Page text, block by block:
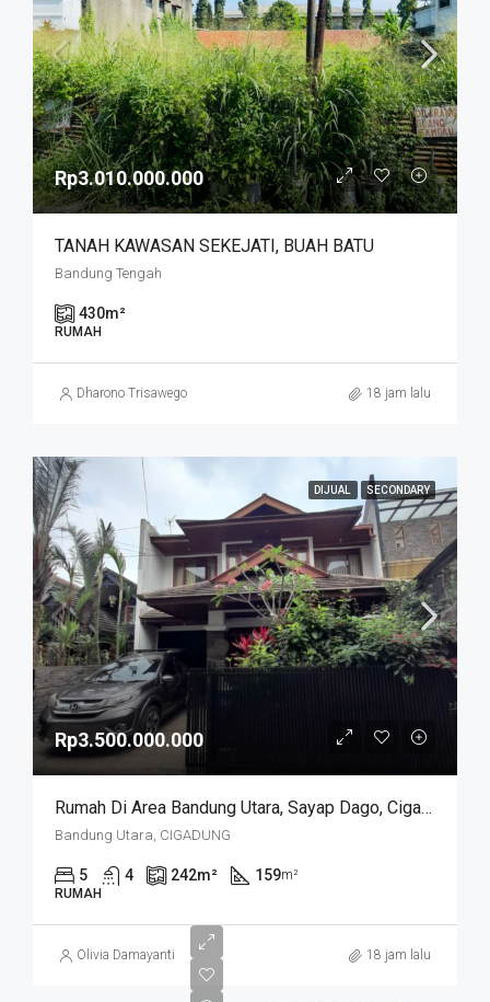
Rp3.010.000.000
TANAH KAWASAN SEKEJATI, BUAH BATU
Bandung Tengah
430m²
RUMAH
Dharono Trisawego 18 jam lalu
DIJUAL SECONDARY
Rp3.500.000.000
Rumah Di Area Bandung Utara, Sayap Dago, Cigadung.
Bandung Utara, CIGADUNG
5 4 242m² 159m²
RUMAH
Olivia Damayanti 18 jam lalu